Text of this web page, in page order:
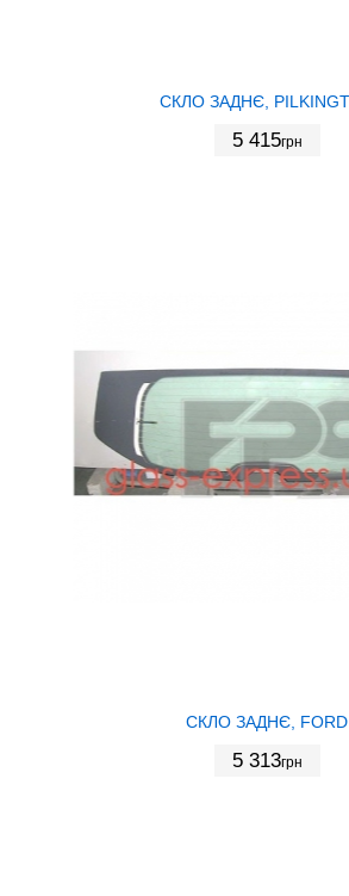
СКЛО ЗАДНЄ,
5 415грн
СКЛО ЗАДНЄ, FORD
5 313грн